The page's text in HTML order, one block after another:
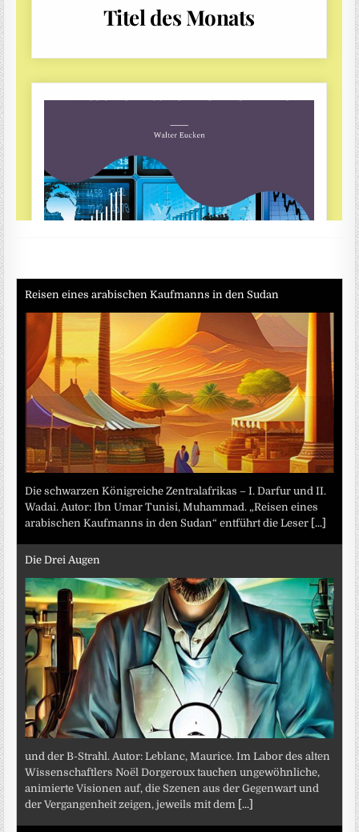
Reisen eines arabischen Kaufmanns in den Sudan
Die schwarzen Königreiche Zentralafrikas – I. Darfur und II.
Wadai. Autor: Ibn Umar Tunisi, Muhammad. „Reisen eines
arabischen Kaufmanns in den Sudan“ entführt die Leser [...]
Die Drei Augen
und der B-Strahl. Autor: Leblanc, Maurice. Im Labor des alten
Wissenschaftlers Noël Dorgeroux tauchen ungewöhnliche,
animierte Visionen auf, die Szenen aus der Gegenwart und
der Vergangenheit zeigen, jeweils mit dem [...]